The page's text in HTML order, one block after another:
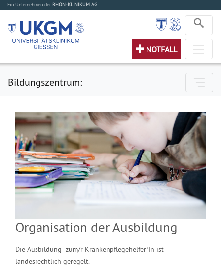
Ein Unternehmen der RHÖN-KLINIKUM AG
NOTFALL
Bildungszentrum:
Organisation der Ausbildung
Die Ausbildung zum/r Krankenpflegehelfer*In ist
landesrechtlich geregelt.